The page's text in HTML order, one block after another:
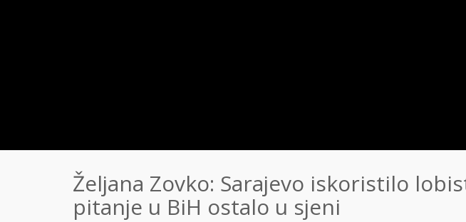
Željana Zovko: Sarajevo iskoristilo
pitanje u BiH ostalo u sjeni